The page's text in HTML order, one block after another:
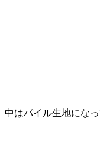
中はパイル生地にな